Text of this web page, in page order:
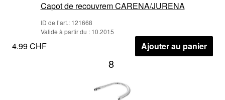
Capot de recouvrem CARENA/JURENA
ID de l’art.: 121668
Valide à partir du : 10.2015
4.99 CHF Ajouter au panier
8